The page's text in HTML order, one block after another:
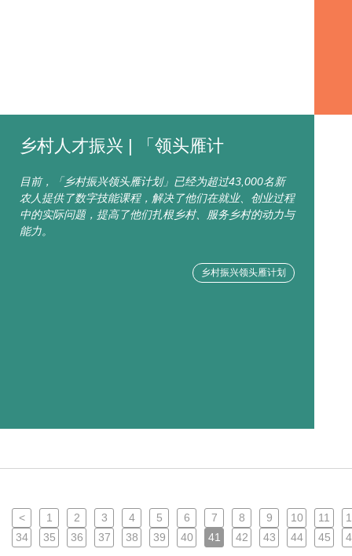
乡村人才振兴 | 「领头雁计
目前，「乡村振兴领头雁计划」已经为超过43,000名新
农人提供了数字技能课程，解决了他们在就业、创业过程
中的实际问题，提高了他们扎根乡村、服务乡村的动力与
能力。
乡村振兴领头雁计划
< 1 2 3 4 5 6 7 8 9 10 11
34
35 36 37 38 39 40 41 42 43 44 45